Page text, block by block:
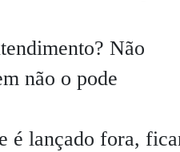
Não
não o pode
é lançado fora,